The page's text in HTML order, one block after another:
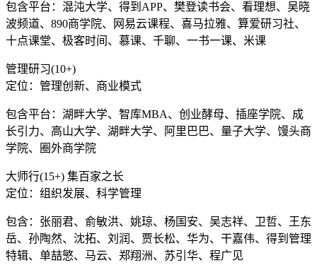
包含平台：混沌大学、得到APP、樊登读书会、看理想、吴晓
波频道、890商学院、网易云课程、喜马拉雅、算爱研习社、
十点课堂、极客时间、慕课、千聊、一书一课、米课
管理研习(10+)
定位：管理创新、商业模式
包含平台：湖畔大学、智库MBA、创业酵母、插座学院、成
长引力、高山大学、湖畔大学、阿里巴巴、量子大学、馒头商
学院、圈外商学院
大师行(15+) 集百家之长
定位：组织发展、科学管理
包含：张丽君、俞敏洪、姚琼、杨国安、吴志祥、卫哲、王东
岳、孙陶然、沈拓、刘润、贾长松、华为、干嘉伟、得到管理
特辑、单喆慜、马云、郑翔洲、苏引华、程广见